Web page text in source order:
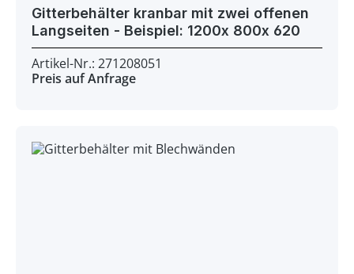
Gitterbehälter kranbar mit zwei offenen
Langseiten - Beispiel: 1200x 800x 620
Artikel-Nr.: 271208051
Preis auf Anfrage